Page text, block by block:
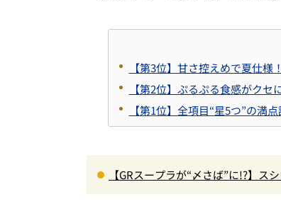
【第3位】甘さ控えめで夏仕様
【第2位】ぷるぷる食感がクセ
【第1位】全項目“星5つ”の満
【GRスープラが“〆さば”に!?】